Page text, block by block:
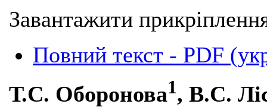
Завантажити
Повний текст - PDF
Т.С. Оборонова1, В.С.